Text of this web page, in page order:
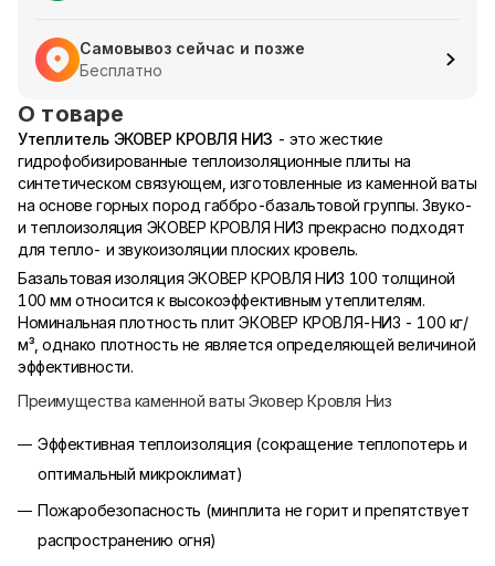
Самовывоз сейчас и позже
Бесплатно
О товаре
Утеплитель ЭКОВЕР КРОВЛЯ НИЗ - это жесткие
гидрофобизированные теплоизоляционные плиты на
синтетическом связующем, изготовленные из каменной ваты
на основе горных пород габбро-базальтовой группы. Звуко-
и теплоизоляция ЭКОВЕР КРОВЛЯ НИЗ прекрасно подходят
для тепло- и звукоизоляции плоских кровель.
Базальтовая изоляция ЭКОВЕР КРОВЛЯ НИЗ 100 толщиной
100 мм относится к высокоэффективным утеплителям.
Номинальная плотность плит ЭКОВЕР КРОВЛЯ-НИЗ - 100 кг/
м³, однако плотность не является определяющей величиной
эффективности.
Преимущества каменной ваты Эковер Кровля Низ
Эффективная теплоизоляция (сокращение теплопотерь и
оптимальный микроклимат)
Пожаробезопасность (минплита не горит и препятствует
распространению огня)